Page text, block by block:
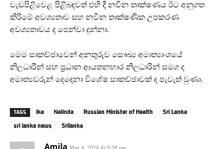
වැඩපිළිවෙළ පිළිබඳවත් එහි දී නවීන තාක්ෂණය ඊට අනුගත
කිරිමේ අවශ්‍යතාව සහ නවීන තාක්ෂණික උපකරණ
අවශ්‍යතාවය ද පෙන්වා දුන්නා.
මෙම සාකච්ඡාවෙන් අනතුරුව සෞඛ්‍ය අමාත්‍යාංශයේ
නිලධාරීන් සහ ප්‍රධාන ආයතනභාර නිලධාරින් සමග ද
අමාත්‍යවරුන් දෙදෙනා විශේෂ සාකච්ඡාවක් ද පැවැත් වුණා.
TAGS lka Nalinda Russian Minister of Health
Sri Lanka
sri lanka news
Srilanka
Amila May 4, 2026 At 9:58 pm